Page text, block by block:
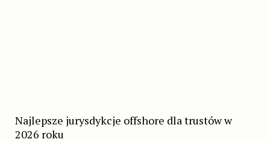
Najlepsze jurysdykcje offshore dla trustów w
2026 roku